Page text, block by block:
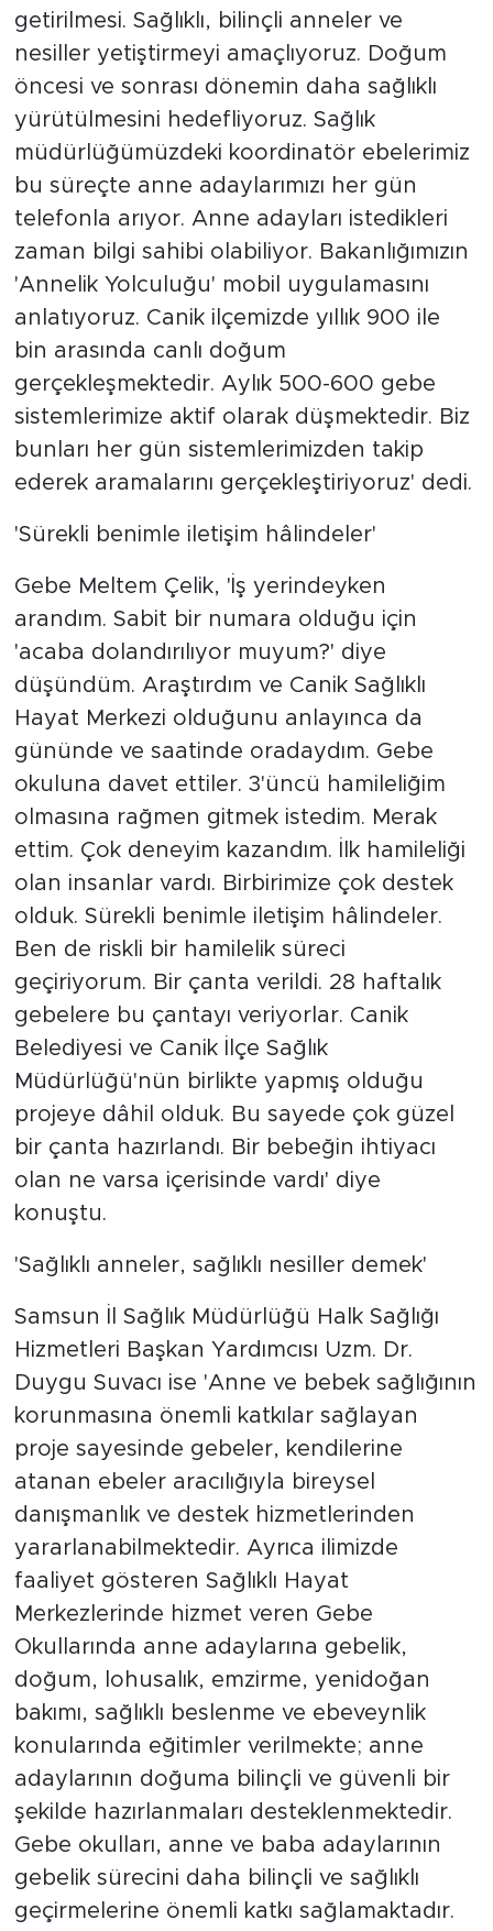
getirilmesi. Sağlıklı, bilinçli anneler ve
nesiller yetiştirmeyi amaçlıyoruz. Doğum
öncesi ve sonrası dönemin daha sağlıklı
yürütülmesini hedefliyoruz. Sağlık
müdürlüğümüzdeki koordinatör ebelerimiz
bu süreçte anne adaylarımızı her gün
telefonla arıyor. Anne adayları istedikleri
zaman bilgi sahibi olabiliyor. Bakanlığımızın
'Annelik Yolculuğu' mobil uygulamasını
anlatıyoruz. Canik ilçemizde yıllık 900 ile
bin arasında canlı doğum
gerçekleşmektedir. Aylık 500-600 gebe
sistemlerimize aktif olarak düşmektedir. Biz
bunları her gün sistemlerimizden takip
ederek aramalarını gerçekleştiriyoruz' dedi.
'Sürekli benimle iletişim hâlindeler'
Gebe Meltem Çelik, 'İş yerindeyken
arandım. Sabit bir numara olduğu için
'acaba dolandırılıyor muyum?' diye
düşündüm. Araştırdım ve Canik Sağlıklı
Hayat Merkezi olduğunu anlayınca da
gününde ve saatinde oradaydım. Gebe
okuluna davet ettiler. 3'üncü hamileliğim
olmasına rağmen gitmek istedim. Merak
ettim. Çok deneyim kazandım. İlk hamileliği
olan insanlar vardı. Birbirimize çok destek
olduk. Sürekli benimle iletişim hâlindeler.
Ben de riskli bir hamilelik süreci
geçiriyorum. Bir çanta verildi. 28 haftalık
gebelere bu çantayı veriyorlar. Canik
Belediyesi ve Canik İlçe Sağlık
Müdürlüğü'nün birlikte yapmış olduğu
projeye dâhil olduk. Bu sayede çok güzel
bir çanta hazırlandı. Bir bebeğin ihtiyacı
olan ne varsa içerisinde vardı' diye
konuştu.
'Sağlıklı anneler, sağlıklı nesiller demek'
Samsun İl Sağlık Müdürlüğü Halk Sağlığı
Hizmetleri Başkan Yardımcısı Uzm. Dr.
Duygu Suvacı ise 'Anne ve bebek sağlığının
korunmasına önemli katkılar sağlayan
proje sayesinde gebeler, kendilerine
atanan ebeler aracılığıyla bireysel
danışmanlık ve destek hizmetlerinden
yararlanabilmektedir. Ayrıca ilimizde
faaliyet gösteren Sağlıklı Hayat
Merkezlerinde hizmet veren Gebe
Okullarında anne adaylarına gebelik,
doğum, lohusalık, emzirme, yenidoğan
bakımı, sağlıklı beslenme ve ebeveynlik
konularında eğitimler verilmekte; anne
adaylarının doğuma bilinçli ve güvenli bir
şekilde hazırlanmaları desteklenmektedir.
Gebe okulları, anne ve baba adaylarının
gebelik sürecini daha bilinçli ve sağlıklı
geçirmelerine önemli katkı sağlamaktadır.